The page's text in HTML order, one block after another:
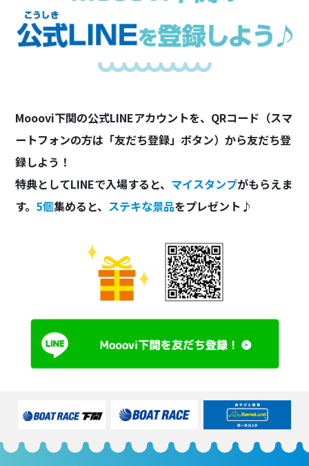
Mooovi下関の公式LINEアカウントを、QRコード（スマ
ートフォンの方は「友だち登録」ボタン）から友だち登
録しよう！
特典としてLINEで入場すると、 マイスタンプがもらえま
す。 5個集めると、 ステキな景品をプレゼント♪